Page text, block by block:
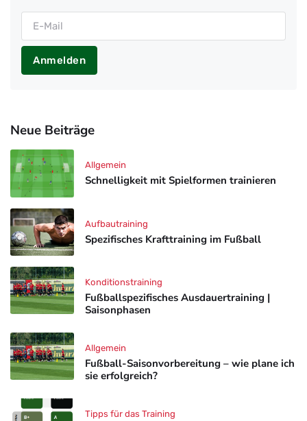
Anmelden
Neue Beiträge
Schnelligkeit mit Spielformen trainieren
Allgemein
Spezifisches Krafttraining im Fußball
Aufbautraining
Fußballspezifisches Ausdauertraining |
Saisonphasen
Konditionstraining
Fußball-Saisonvorbereitung – wie plane ich
sie erfolgreich?
Allgemein
Tipps für das Training